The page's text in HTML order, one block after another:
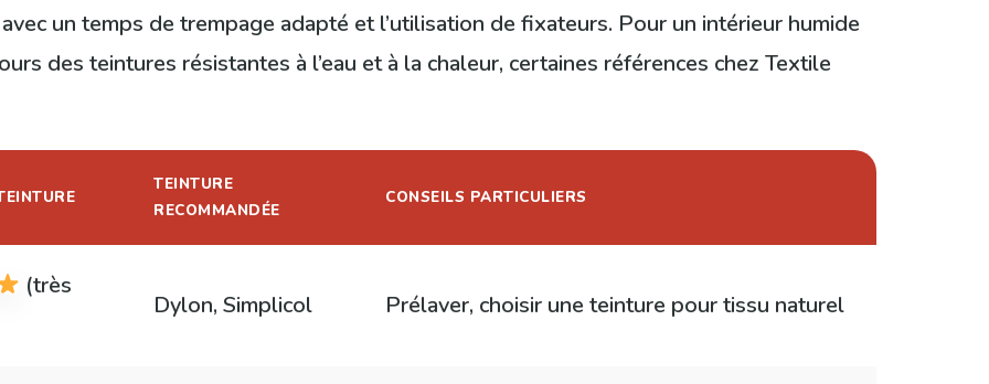
un temps de trempage adapté et l’utilisation de fixateurs. Pour un intérieur humide
des teintures résistantes à l’eau et à la chaleur, certaines références chez Textile
TEINTURE
RECOMMANDÉE
CONSEILS PARTICULIERS
(très
Dylon, Simplicol Prélaver, choisir une teinture pour tissu naturel